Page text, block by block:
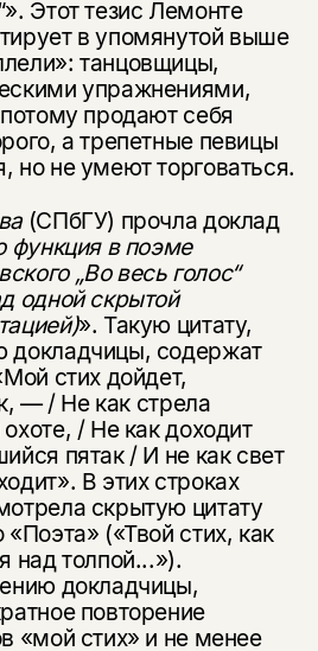
Этот тезис Лемонте
в упомянутой выше
танцовщицы,
упражнениями,
продают себя
а трепетные певицы
но не умеют торговаться.
(СПбГУ) прочла доклад
функция в поэме
„Во весь голос“
одной скрытой
». Такую цитату,
докладчицы, содержат
стих дойдет,
— / Не как стрела
/ Не как доходит
пятак / И не как свет
В этих строках
скрытую цитату
«Поэта» («Твой стих, как
над толпой...»).
докладчицы,
повторение
«мой стих» и не менее